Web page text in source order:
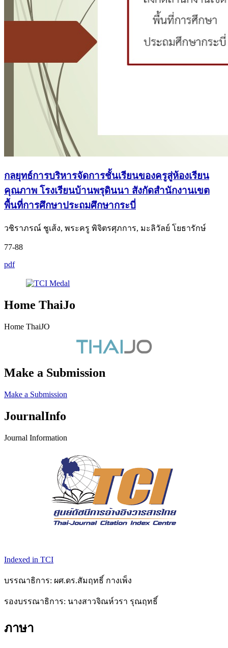
กลยุทธ์การบริหารจัดการชั้นเรียนของครูสู่ห้องเรียน
คุณภาพ โรงเรียนบ้านพรุดินนา สังกัดสำนักงานเขต
พื้นที่การศึกษาประถมศึกษากระบี่
วชิราภรณ์ ชูเส้ง, พระครู พิจิตรศุภการ, มะลิวัลย์ โยธารักษ์
77-88
pdf
Home ThaiJo
Home ThaiJO
Make a Submission
Make a Submission
JournalInfo
Journal Information
Indexed in TCI
บรรณาธิการ: ผศ.ดร.สัมฤทธิ์ กางเพ็ง
รองบรรณาธิการ: นางสาวจิณห์วรา รุณฤทธิ์
ภาษา